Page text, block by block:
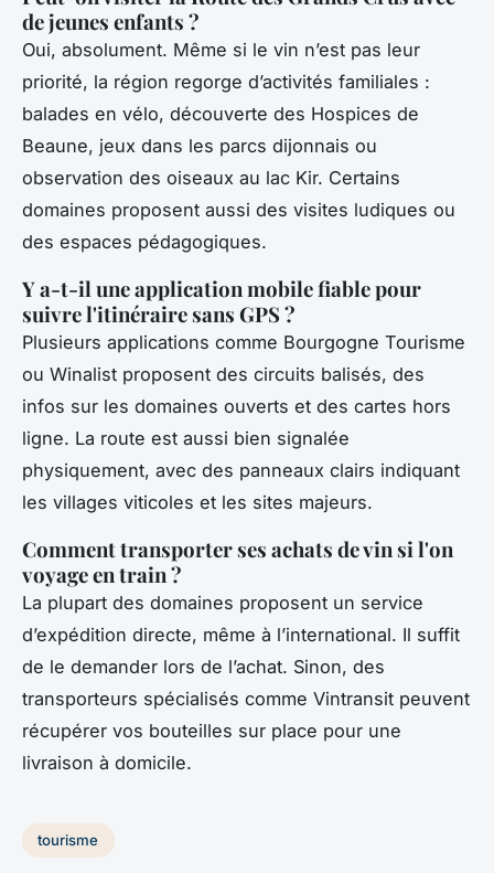
de jeunes enfants ?
Oui, absolument. Même si le vin n’est pas leur
priorité, la région regorge d’activités familiales :
balades en vélo, découverte des Hospices de
Beaune, jeux dans les parcs dijonnais ou
observation des oiseaux au lac Kir. Certains
domaines proposent aussi des visites ludiques ou
des espaces pédagogiques.
Y a-t-il une application mobile fiable pour
suivre l'itinéraire sans GPS ?
Plusieurs applications comme Bourgogne Tourisme
ou Winalist proposent des circuits balisés, des
infos sur les domaines ouverts et des cartes hors
ligne. La route est aussi bien signalée
physiquement, avec des panneaux clairs indiquant
les villages viticoles et les sites majeurs.
Comment transporter ses achats de vin si l'on
voyage en train ?
La plupart des domaines proposent un service
d’expédition directe, même à l’international. Il suffit
de le demander lors de l’achat. Sinon, des
transporteurs spécialisés comme Vintransit peuvent
récupérer vos bouteilles sur place pour une
livraison à domicile.
tourisme